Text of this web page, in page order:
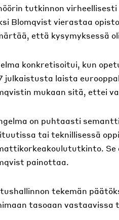
tutkinnon
Blomqvist vierastaa
että kysymyksessä
konkretisoitui, kun
julkaistusta laista
mukaan sitä, ettei
on puhtaasti
tai teknillisessä
painottaa.
tekemän
tasoaan vastaavissa